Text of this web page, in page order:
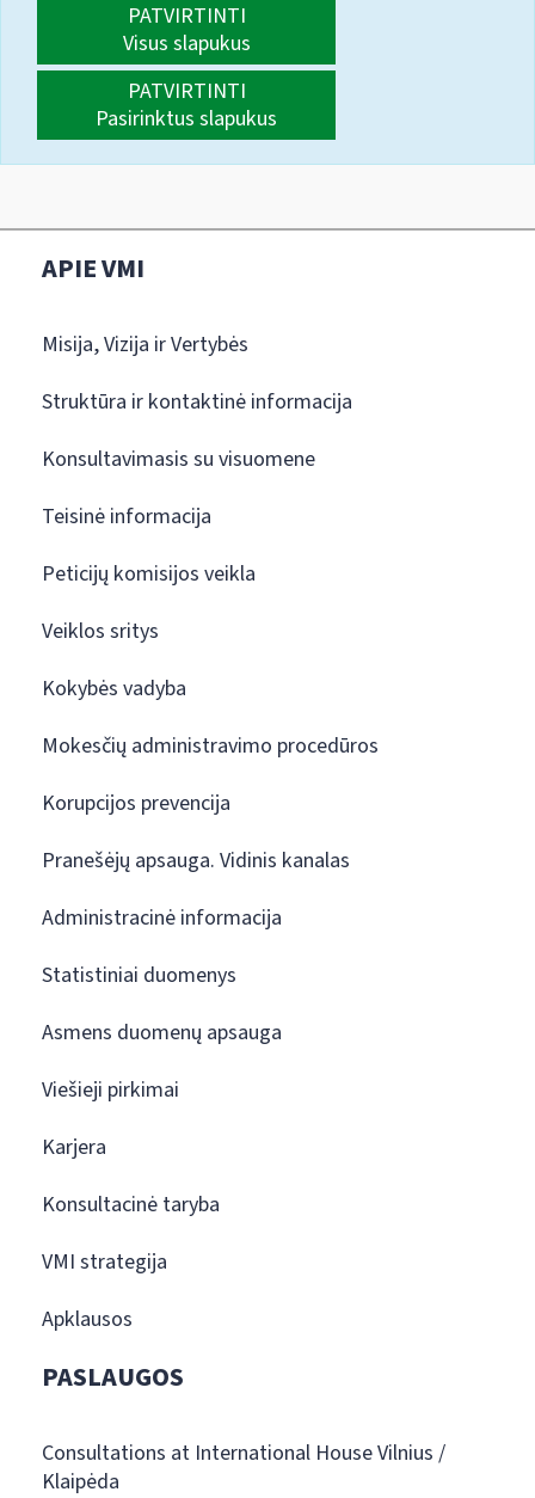
PATVIRTINTI
Visus slapukus
PATVIRTINTI
Pasirinktus slapukus
APIE VMI
Misija, Vizija ir Vertybės
Struktūra ir kontaktinė informacija
Konsultavimasis su visuomene
Teisinė informacija
Peticijų komisijos veikla
Veiklos sritys
Kokybės vadyba
Mokesčių administravimo procedūros
Korupcijos prevencija
Pranešėjų apsauga. Vidinis kanalas
Administracinė informacija
Statistiniai duomenys
Asmens duomenų apsauga
Viešieji pirkimai
Karjera
Konsultacinė taryba
VMI strategija
Apklausos
PASLAUGOS
Consultations at International House Vilnius /
Klaipėda